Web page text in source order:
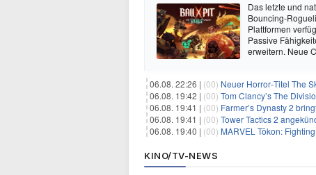
Das letzte und
Bouncing-
Plattformen
Passive
erweitern. Neue
06.08. 22:26 | (00) Neuer Horror‑Titel The
06.08. 19:42 | (00) Tom Clancy’s The
06.08. 19:41 | (00) Farmer’s Dynasty 2
06.08. 19:41 | (00) Tower Tactics 2
06.08. 19:40 | (00) MARVEL Tōkon:
KINO/TV-NEWS